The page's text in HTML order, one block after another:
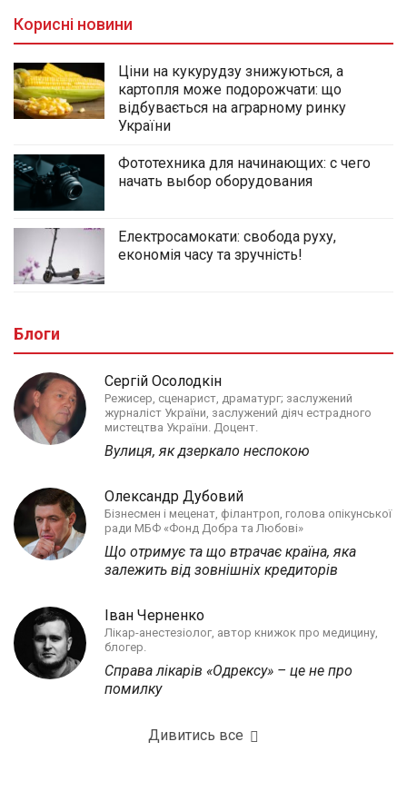
Корисні новини
Ціни на кукурудзу знижуються, а
картопля може подорожчати: що
відбувається на аграрному ринку
України
Фототехника для начинающих: с чего
начать выбор оборудования
Електросамокати: свобода руху,
економія часу та зручність!
Блоги
Сергій Осолодкін
Режисер, сценарист, драматург; заслужений
журналіст України, заслужений діяч естрадного
мистецтва України. Доцент.
Вулиця, як дзеркало неспокою
Олександр Дубовий
Бізнесмен і меценат, філантроп, голова опікунської
ради МБФ «Фонд Добра та Любові»
Що отримує та що втрачає країна, яка
залежить від зовнішніх кредиторів
Іван Черненко
Лікар-анестезіолог, автор книжок про медицину,
блогер.
Справа лікарів «Одрексу» – це не про
помилку
Дивитись все